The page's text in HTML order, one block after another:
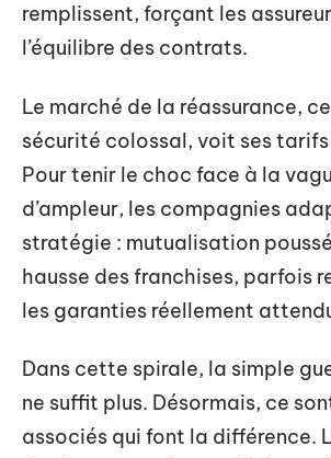
remplissent, forçant les
l’équilibre des contrats.
Le marché de la réassurance,
sécurité colossal, voit ses tarifs
Pour tenir le choc face à la
d’ampleur, les compagnies
stratégie : mutualisation
hausse des franchises, parfois
les garanties réellement
Dans cette spirale, la simple
ne suffit plus. Désormais, ce
associés qui font la différence.